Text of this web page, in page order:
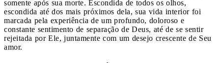
somente após sua morte. Escondida de todos os olhos,
escondida até dos mais próximos dela, sua vida interior foi
marcada pela experiência de um profundo, doloroso e
constante sentimento de separação de Deus, até de se sentir
rejeitada por Ele, juntamente com um desejo crescente de Seu
amor.